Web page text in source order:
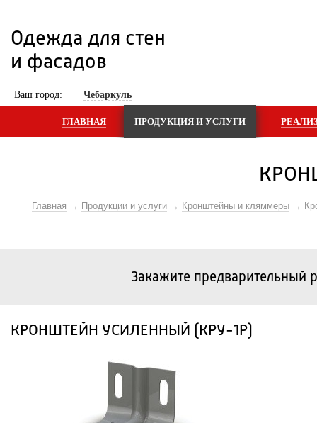
Одежда для стен
и фасадов
Ваш город: Чебаркуль
ГЛАВНАЯ ПРОДУКЦИЯ И УСЛУГИ
Главная Продукции и услуги Кронштейны и кляммеры
Закажите предварительный
КРОНШТЕЙН УСИЛЕННЫЙ (КРУ-1Р)